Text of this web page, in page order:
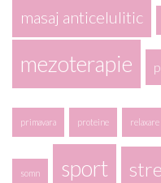
masaj anticelulitic
mezoterapie
primavara proteine relaxare
somn sport